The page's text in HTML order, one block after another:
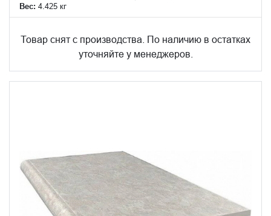
Вес: 4.425 кг
Товар снят с производства. По наличию в остатках
уточняйте у менеджеров.